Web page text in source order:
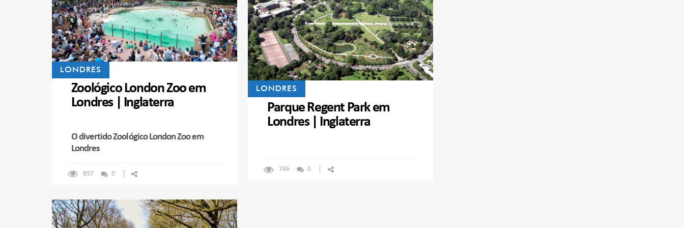
LONDRES
Zoológico London Zoo em
Londres | Inglaterra
O divertido Zoológico London Zoo em
Londres
897 0
LONDRES
Parque Regent Park em
Londres | Inglaterra
746 0